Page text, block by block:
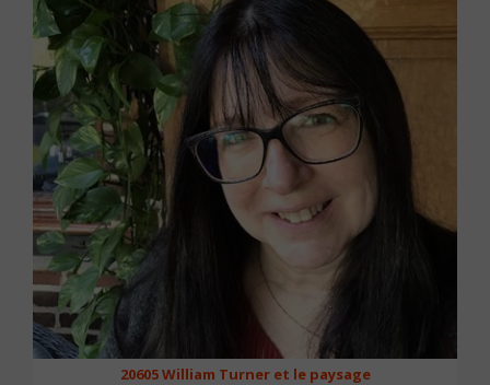
20605 William Turner et le paysage